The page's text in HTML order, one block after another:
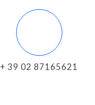
+ 39 02 87165621